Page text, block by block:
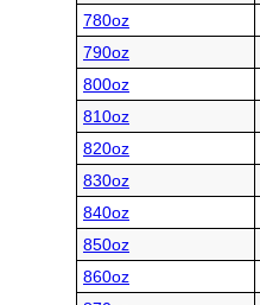
780oz
790oz
800oz
810oz
820oz
830oz
840oz
850oz
860oz